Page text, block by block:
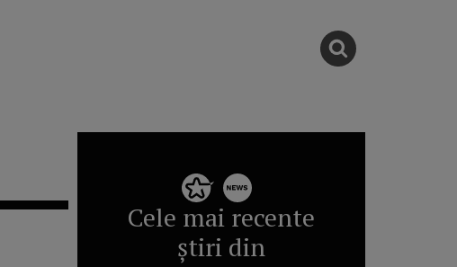
Cele mai recente
știri din